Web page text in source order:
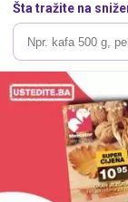
Šta tražite na